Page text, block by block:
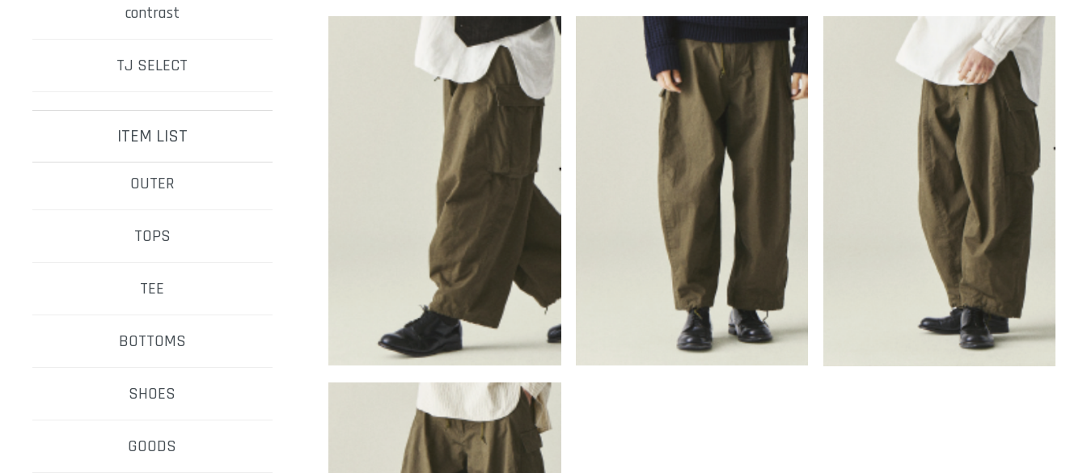
contrast
TJ SELECT
ITEM LIST
OUTER
TOPS
TEE
BOTTOMS
SHOES
GOODS